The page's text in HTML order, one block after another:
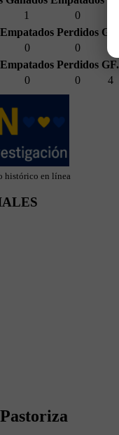
1 0
Empatados Perdidos GF.
0 0 4
Empatados Perdidos GF.
0 0 4
histórico en línea